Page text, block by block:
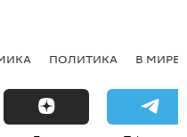
ПОЛИТИКА В МИРЕ